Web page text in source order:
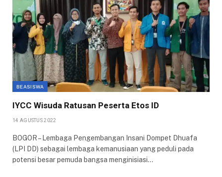
BEASISWA
IYCC Wisuda Ratusan Peserta Etos ID
14 AGUSTUS 2022
BOGOR – Lembaga Pengembangan Insani Dompet Dhuafa
(LPI DD) sebagai lembaga kemanusiaan yang peduli pada
potensi besar pemuda bangsa menginisiasi…